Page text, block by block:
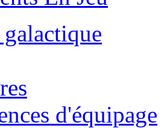
d'équipage